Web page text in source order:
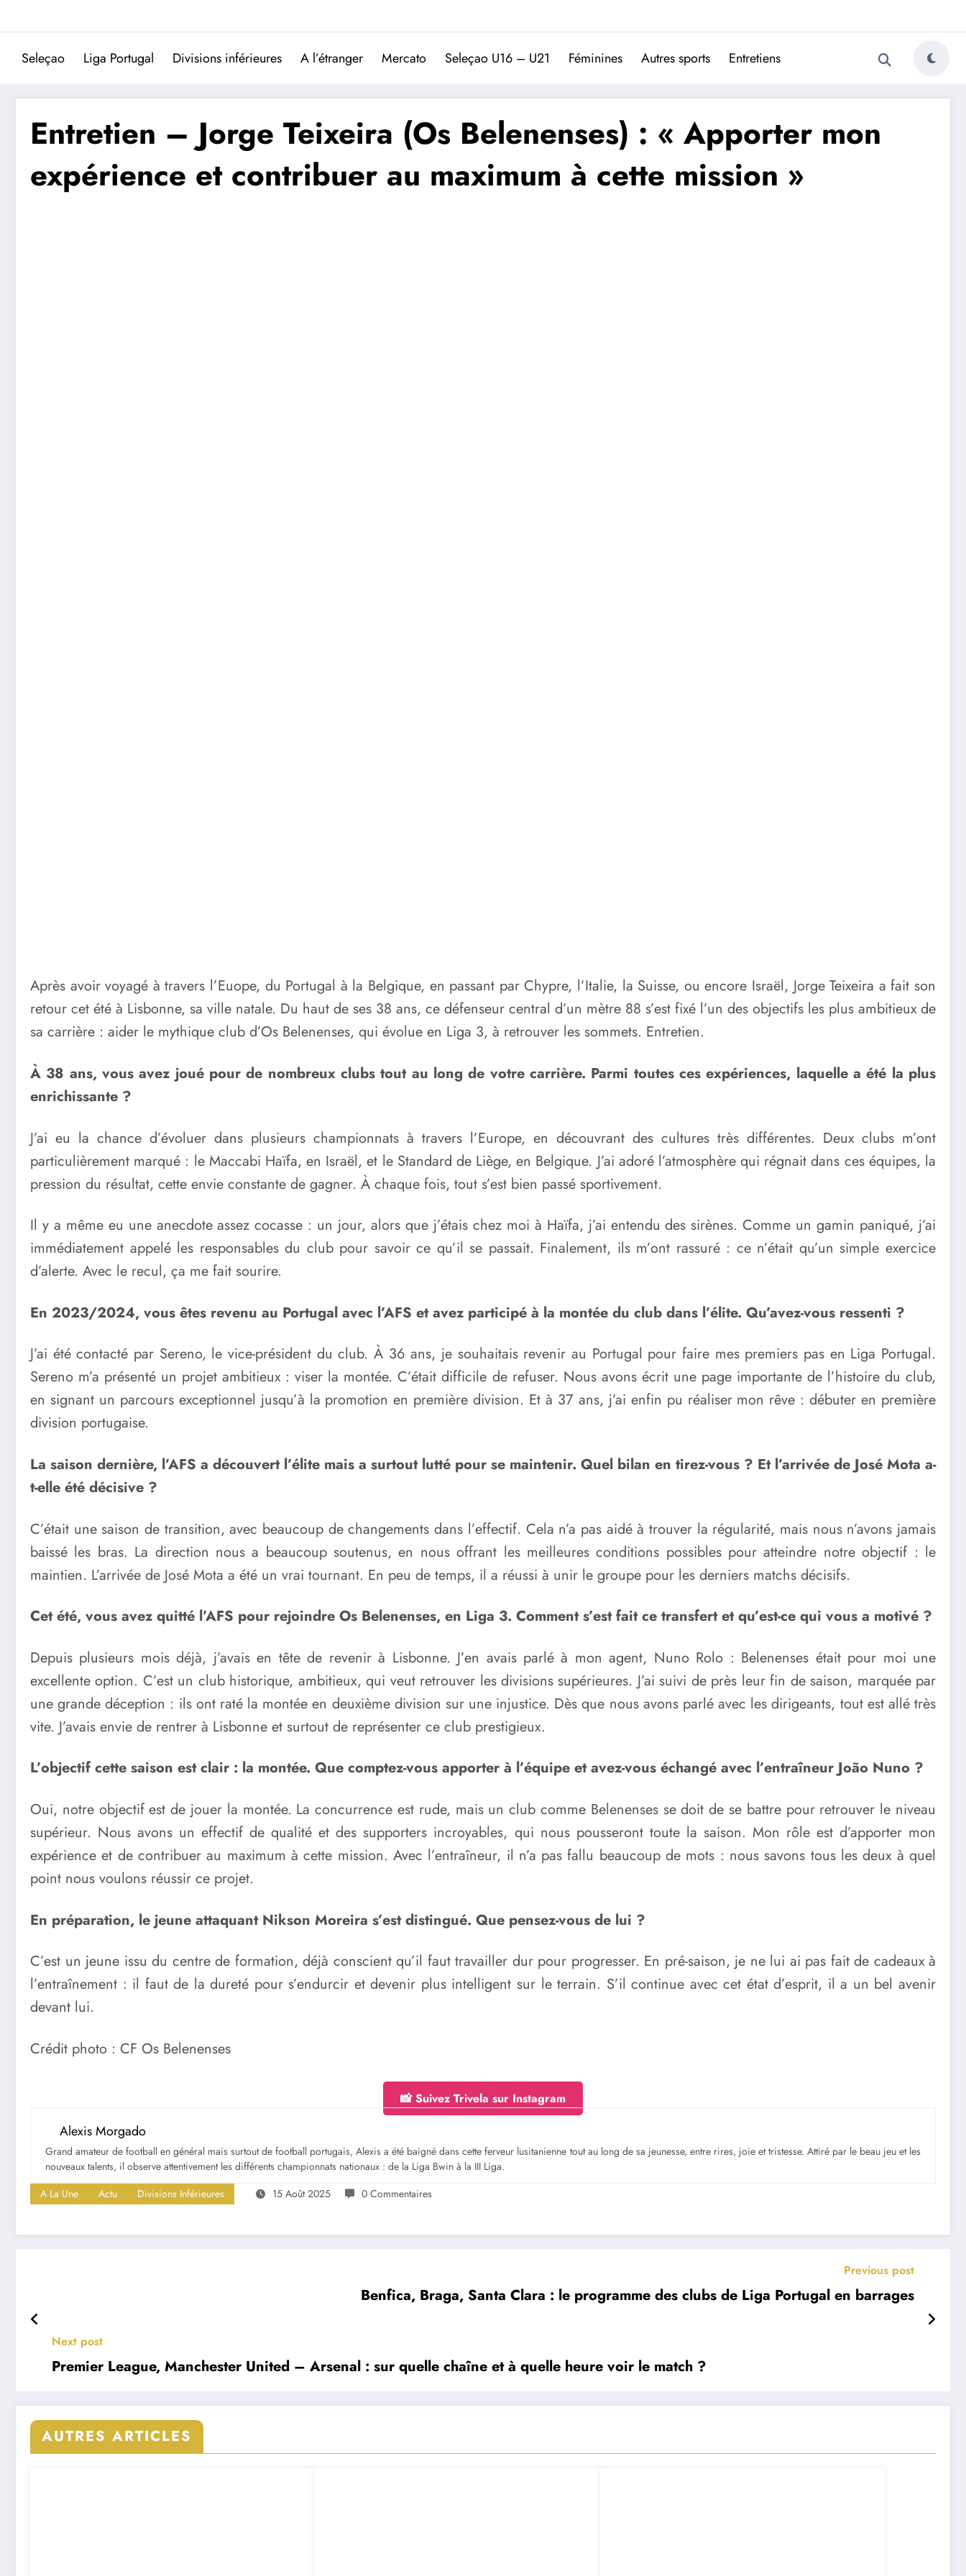
Trivela
L'actualité du football portugais
Seleçao Liga Portugal Divisions inférieures A l’étranger Mercato Seleçao U16 – U21 Féminines Autres sports Entretiens
Entretien – Jorge Teixeira (Os Belenenses) : « Apporter mon
expérience et contribuer au maximum à cette mission »
Après avoir voyagé à travers l’Euope, du Portugal à la Belgique, en passant par Chypre, l’Italie, la Suisse, ou encore Israël, Jorge Teixeira a fait son
retour cet été à Lisbonne, sa ville natale. Du haut de ses 38 ans, ce défenseur central d’un mètre 88 s’est fixé l’un des objectifs les plus ambitieux de
sa carrière : aider le mythique club d’Os Belenenses, qui évolue en Liga 3, à retrouver les sommets. Entretien.
À 38 ans, vous avez joué pour de nombreux clubs tout au long de votre carrière. Parmi toutes ces expériences, laquelle a été la plus
enrichissante ?
J’ai eu la chance d’évoluer dans plusieurs championnats à travers l’Europe, en découvrant des cultures très différentes. Deux clubs m’ont
particulièrement marqué : le Maccabi Haïfa, en Israël, et le Standard de Liège, en Belgique. J’ai adoré l’atmosphère qui régnait dans ces équipes, la
pression du résultat, cette envie constante de gagner. À chaque fois, tout s’est bien passé sportivement.
Il y a même eu une anecdote assez cocasse : un jour, alors que j’étais chez moi à Haïfa, j’ai entendu des sirènes. Comme un gamin paniqué, j’ai
immédiatement appelé les responsables du club pour savoir ce qu’il se passait. Finalement, ils m’ont rassuré : ce n’était qu’un simple exercice
d’alerte. Avec le recul, ça me fait sourire.
En 2023/2024, vous êtes revenu au Portugal avec l’AFS et avez participé à la montée du club dans l’élite. Qu’avez-vous ressenti ?
J’ai été contacté par Sereno, le vice-président du club. À 36 ans, je souhaitais revenir au Portugal pour faire mes premiers pas en Liga Portugal.
Sereno m’a présenté un projet ambitieux : viser la montée. C’était difficile de refuser. Nous avons écrit une page importante de l’histoire du club,
en signant un parcours exceptionnel jusqu’à la promotion en première division. Et à 37 ans, j’ai enfin pu réaliser mon rêve : débuter en première
division portugaise.
La saison dernière, l’AFS a découvert l’élite mais a surtout lutté pour se maintenir. Quel bilan en tirez-vous ? Et l’arrivée de José Mota a-
t-elle été décisive ?
C’était une saison de transition, avec beaucoup de changements dans l’effectif. Cela n’a pas aidé à trouver la régularité, mais nous n’avons jamais
baissé les bras. La direction nous a beaucoup soutenus, en nous offrant les meilleures conditions possibles pour atteindre notre objectif : le
maintien. L’arrivée de José Mota a été un vrai tournant. En peu de temps, il a réussi à unir le groupe pour les derniers matchs décisifs.
Cet été, vous avez quitté l’AFS pour rejoindre Os Belenenses, en Liga 3. Comment s’est fait ce transfert et qu’est-ce qui vous a motivé ?
Depuis plusieurs mois déjà, j’avais en tête de revenir à Lisbonne. J’en avais parlé à mon agent, Nuno Rolo : Belenenses était pour moi une
excellente option. C’est un club historique, ambitieux, qui veut retrouver les divisions supérieures. J’ai suivi de près leur fin de saison, marquée par
une grande déception : ils ont raté la montée en deuxième division sur une injustice. Dès que nous avons parlé avec les dirigeants, tout est allé très
vite. J’avais envie de rentrer à Lisbonne et surtout de représenter ce club prestigieux.
L’objectif cette saison est clair : la montée. Que comptez-vous apporter à l’équipe et avez-vous échangé avec l’entraîneur João Nuno ?
Oui, notre objectif est de jouer la montée. La concurrence est rude, mais un club comme Belenenses se doit de se battre pour retrouver le niveau
supérieur. Nous avons un effectif de qualité et des supporters incroyables, qui nous pousseront toute la saison. Mon rôle est d’apporter mon
expérience et de contribuer au maximum à cette mission. Avec l’entraîneur, il n’a pas fallu beaucoup de mots : nous savons tous les deux à quel
point nous voulons réussir ce projet.
En préparation, le jeune attaquant Nikson Moreira s’est distingué. Que pensez-vous de lui ?
C’est un jeune issu du centre de formation, déjà conscient qu’il faut travailler dur pour progresser. En pré-saison, je ne lui ai pas fait de cadeaux à
l’entraînement : il faut de la dureté pour s’endurcir et devenir plus intelligent sur le terrain. S’il continue avec cet état d’esprit, il a un bel avenir
devant lui.
Crédit photo : CF Os Belenenses
📸 Suivez Trivela sur Instagram
Alexis Morgado
Grand amateur de football en général mais surtout de football portugais, Alexis a été baigné dans cette ferveur lusitanienne tout au long de sa jeunesse, entre rires, joie et tristesse. Attiré par le beau jeu et les
nouveaux talents, il observe attentivement les différents championnats nationaux : de la Liga Bwin à la III Liga.
A La Une
Actu Divisions Inférieures 15 Août 2025 0 Commentaires
Previous post
Benfica, Braga, Santa Clara : le programme des clubs de Liga Portugal en barrages
Next post
Premier League, Manchester United – Arsenal : sur quelle chaîne et à quelle heure voir le match ?
AUTRES ARTICLES